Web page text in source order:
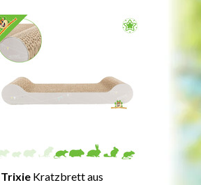
Trixie Kratzbrett aus